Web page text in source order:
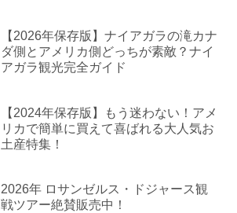
【2026年保存版】ナイアガラの滝カナ
ダ側とアメリカ側どっちが素敵？ナイ
アガラ観光完全ガイド
【2024年保存版】もう迷わない！アメ
リカで簡単に買えて喜ばれる大人気お
土産特集！
2026年 ロサンゼルス・ドジャース観
戦ツアー絶賛販売中！